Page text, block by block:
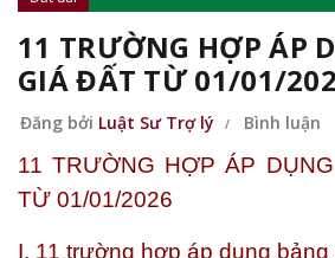
11 TRƯỜNG HỢP ÁP
GIÁ ĐẤT TỪ 01/01/
Đăng bởi Luật Sư Trợ lý Bình luận
11 TRƯỜNG HỢP ÁP
TỪ 01/01/2026
I. 11 trường hợp áp dụng